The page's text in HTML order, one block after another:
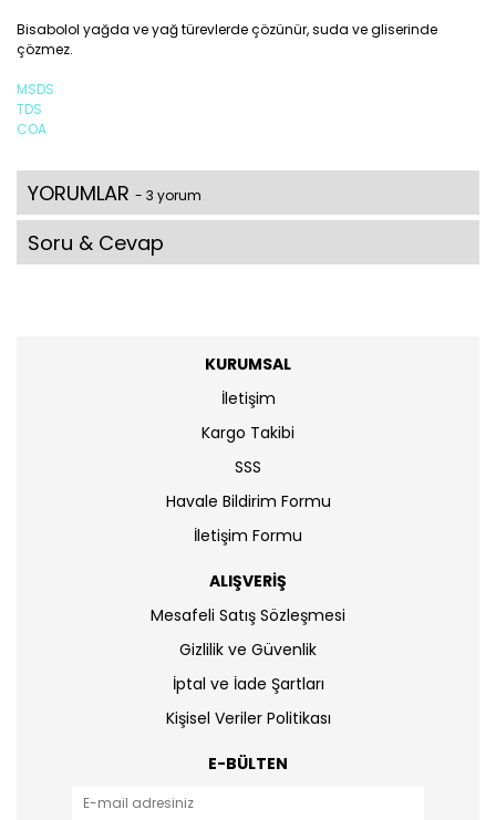
Bisabolol yağda ve yağ türevlerde çözünür, suda ve gliserinde
çözmez.
MSDS
TDS
COA
YORUMLAR - 3 yorum
Soru & Cevap
KURUMSAL
İletişim
Kargo Takibi
SSS
Havale Bildirim Formu
İletişim Formu
ALIŞVERİŞ
Mesafeli Satış Sözleşmesi
Gizlilik ve Güvenlik
İptal ve İade Şartları
Kişisel Veriler Politikası
E-BÜLTEN